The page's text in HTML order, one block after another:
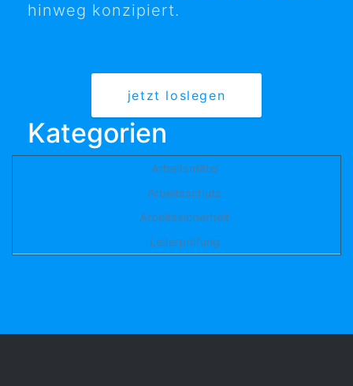
hinweg konzipiert.
jetzt loslegen
Kategorien
Arbeitsmittel
Arbeitsschutz
Arbeitssicherheit
Leiterprüfung